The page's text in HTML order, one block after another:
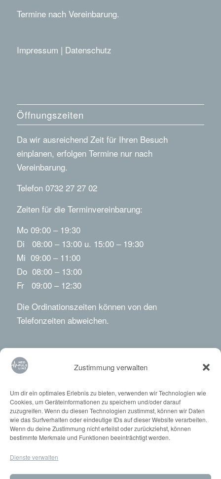
Zustimmung verwalten
Um dir ein optimales Erlebnis zu bieten, verwenden wir Technologien wie
Cookies, um Geräteinformationen zu speichern und/oder darauf
zuzugreifen. Wenn du diesen Technologien zustimmst, können wir Daten
wie das Surfverhalten oder eindeutige IDs auf dieser Website verarbeiten.
Wenn du deine Zustimmung nicht erteilst oder zurückziehst, können
bestimmte Merkmale und Funktionen beeinträchtigt werden.
Dienste verwalten
Termine nach Vereinbarung.
Impressum | Datenschutz
Öffnungszeiten
Da wir ausreichend Zeit für Ihren Besuch
einplanen, erfolgen Termine nur nach
Vereinbarung.
Telefon 0732 27 27 02
Zeiten für die Terminvereinbarung:
Mo 09:00 – 19:30
Di 08:00 – 13:00 u. 15:00 – 19:30
Mi 09:00 – 11:00
Do 08:00 – 13:00
Fr 09:00 – 12:30
Die Ordinationszeiten können von den
Telefonzeiten abweichen.
Ärzte
Dr. med. Daniela Hartl
Dr. med. Maximilian Hartl
Dr. med. Conrad Anderl
Dr. med. Thomas Stumpner
Priv.-Doz. DDr. Dominic Mühlberger